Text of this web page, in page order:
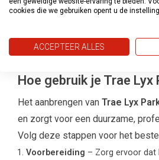
trappen en werkoppervlakken
tegen dagelijks gebruik.
Hoe gebruik je Trae Lyx
Het aanbrengen van Trae Lyx
en zorgt voor een duurzame,
Volg deze stappen voor het
Voorbereiding – Zorg ervoor dat
cookies die we gebruiken opent u de
ACCEPTEER ALLES